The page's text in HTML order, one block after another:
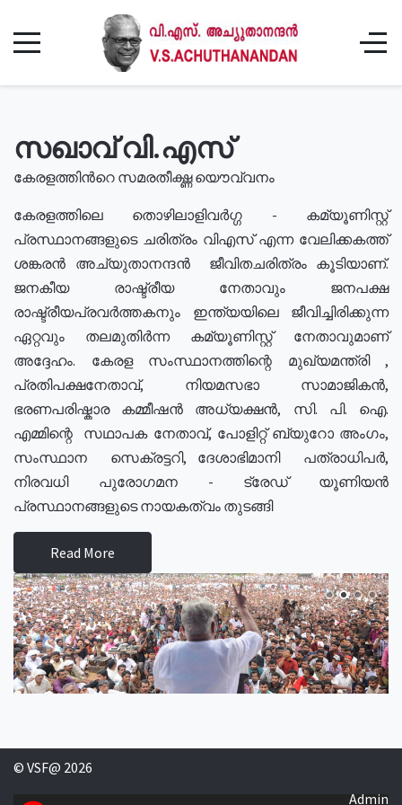
സഖാവ് വി.എസ്
കേരളത്തിൻറെ സമരതീക്ഷ്ണ യൌവ്വനം
കേരളത്തിലെ തൊഴിലാളിവർഗ്ഗ - കമ്യൂണിസ്റ്റ്
പ്രസ്ഥാനങ്ങളുടെ ചരിത്രം വിഎസ് എന്ന വേലിക്കകത്ത്
ശങ്കരൻ അച്യുതാനന്ദൻ ജീവിതചരിത്രം കൂടിയാണ്.
ജനകീയ രാഷ്ട്രീയ നേതാവും ജനപക്ഷ
രാഷ്ട്രീയപ്രവർത്തകനും ഇന്ത്യയിലെ ജീവിച്ചിരിക്കുന്ന
ഏറ്റവും തലമുതിർന്ന കമ്യൂണിസ്റ്റ് നേതാവുമാണ്
അദ്ദേഹം. കേരള സംസ്ഥാനത്തിന്റെ മുഖ്യമന്ത്രി ,
പ്രതിപക്ഷനേതാവ്, നിയമസഭാ സാമാജികൻ,
ഭരണപരിഷ്കാര കമ്മീഷൻ അധ്യക്ഷൻ, സി. പി. ഐ.
എമ്മിന്റെ സഥാപക നേതാവ്, പോളിറ്റ് ബ്യുറോ അംഗം,
സംസ്ഥാന സെക്രട്ടറി, ദേശാഭിമാനി പത്രാധിപർ,
നിരവധി പുരോഗമന - ട്രേഡ് യൂണിയൻ
പ്രസ്ഥാനങ്ങളുടെ നായകത്വം തുടങ്ങി
Read More
© VSF@ 2026
Admin